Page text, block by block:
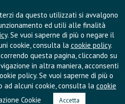
In Azienda
Eventi
su
da questo utilizzati si avvalgono
ed utili alle finalità
. Se vuoi saperne di più o negare il
cookie, consulta la cookie policy.
questa pagina, cliccando su
in altra maniera, acconsenti
policy. Se vuoi saperne di più o
ad alcuni cookie, consulta la cookie
Cookie Accetta